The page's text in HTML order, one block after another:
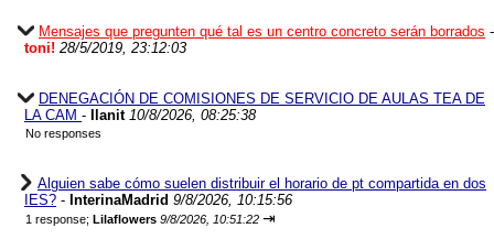
Mensajes que pregunten qué tal es un centro concreto serán borrados -
toni! 28/5/2019, 23:12:03
DENEGACIÓN DE COMISIONES DE SERVICIO DE AULAS TEA DE
LA CAM - Ilanit 10/8/2026, 08:25:38
No responses
Alguien sabe cómo suelen distribuir el horario de pt compartida en dos
IES? - InterinaMadrid 9/8/2026, 10:15:56
1 response; Lilaflowers 9/8/2026, 10:51:22 ⇥